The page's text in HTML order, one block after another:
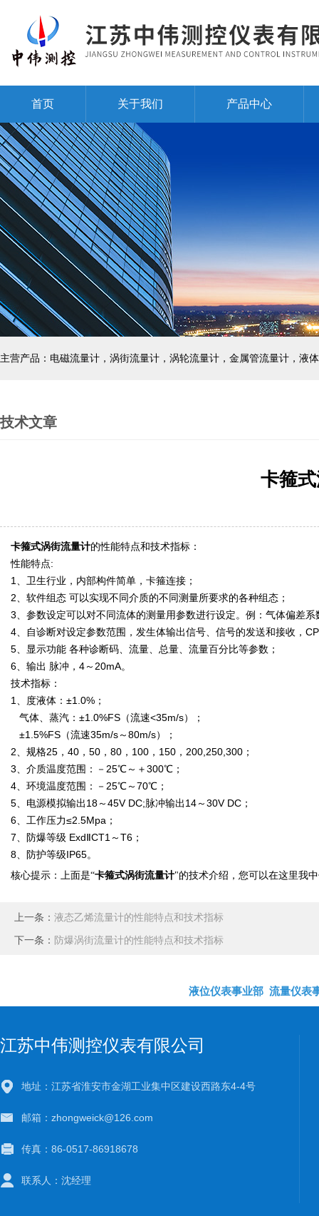
首页 关于我们 产品中心
主营产品：电磁流量计，涡街流量计，涡轮流量计，金属管流量计，液
技术文章
卡箍
卡箍式涡街流量计的性能特点和技术指标 ：
性能特点:
1、卫生行业，内部构件简单，卡箍连接；
2、软件组态 可以实现不同介质的不同测量所要求的各种组态；
3、参数设定可以对不同流体的测量用参数进行设定。例：气体偏差
4、自诊断对设定参数范围，发生体输出信号、信号的发送和接收，
5、显示功能 各种诊断码、流量、总量、流量百分比等参数；
6、输出 脉冲，4～20mA。
技术指标：
1、度液体：±1.0%；
气体、蒸汽：±1.0%FS（流速<35m/s）；
±1.5%FS（流速35m/s～80m/s）；
2、规格25，40，50，80，100，150，200,250,300；
3、介质温度范围：－25℃～＋300℃；
4、环境温度范围：－25℃～70℃；
5、电源模拟输出18～45V DC;脉冲输出14～30V DC；
6、工作压力≤2.5Mpa；
7、防爆等级 ExdⅡCT1～T6；
8、防护等级IP65。
核心提示：上面是“卡箍式涡街流量计"的技术介绍，您可以在这里我
上一条： 液态乙烯流量计的性能特点和技术指标
下一条： 防爆涡街流量计的性能特点和技术指标
液位仪表事业部 流量仪表
江苏中伟测控仪表有限公司
地址：江苏省淮安市金湖工业集中区建设西路东4-4号
邮箱：zhongweick@126.com
传真：86-0517-86918678
联系人：沈经理